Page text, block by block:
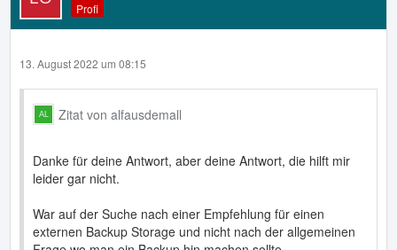
Profi
13. August 2022 um 08:15
Zitat von alfausdemall
Danke für deine Antwort, aber deine Antwort, die hilft mir
leider gar nicht.
War auf der Suche nach einer Empfehlung für einen
externen Backup Storage und nicht nach der allgemeinen